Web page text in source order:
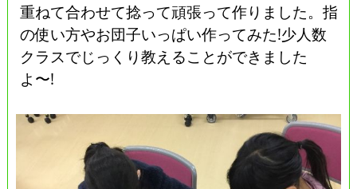
重ねて合わせて捻って頑張って作りました。指
の使い方やお団子いっぱい作ってみた!少人数
クラスでじっくり教えることができました
よ〜!